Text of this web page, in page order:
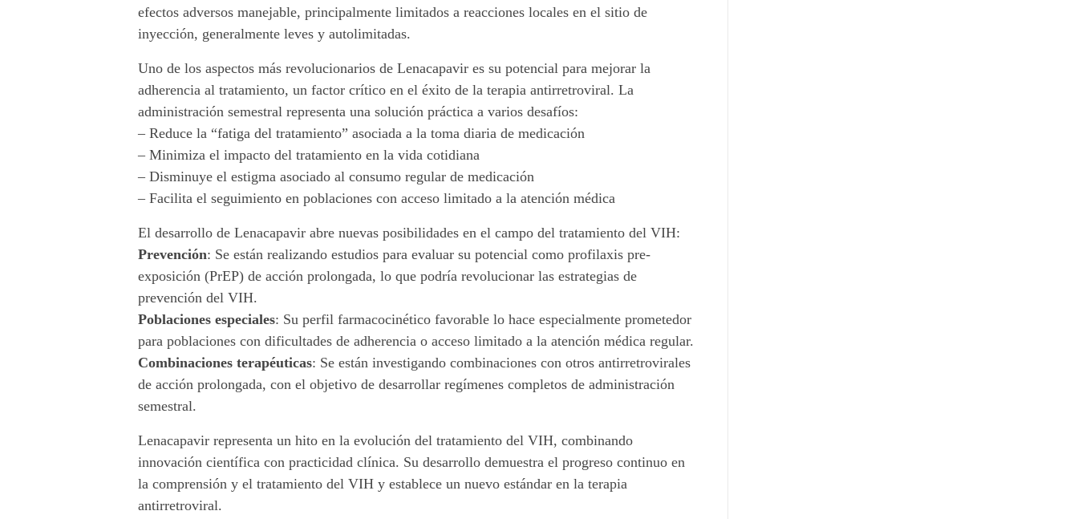
m
e
n
t
o
e
l
V
I
H
efectos adversos manejable, principalmente limitados a reacciones locales en el sitio de
inyección, generalmente leves y autolimitadas.
Uno de los aspectos más revolucionarios de Lenacapavir es su potencial para mejorar la
adherencia al tratamiento, un factor crítico en el éxito de la terapia antirretroviral. La
administración semestral representa una solución práctica a varios desafíos:
– Reduce la “fatiga del tratamiento” asociada a la toma diaria de medicación
– Minimiza el impacto del tratamiento en la vida cotidiana
– Disminuye el estigma asociado al consumo regular de medicación
– Facilita el seguimiento en poblaciones con acceso limitado a la atención médica
El desarrollo de Lenacapavir abre nuevas posibilidades en el campo del tratamiento del VIH:
Prevención: Se están realizando estudios para evaluar su potencial como profilaxis pre-
exposición (PrEP) de acción prolongada, lo que podría revolucionar las estrategias de
prevención del VIH.
Poblaciones especiales: Su perfil farmacocinético favorable lo hace especialmente prometedor
para poblaciones con dificultades de adherencia o acceso limitado a la atención médica regular.
Combinaciones terapéuticas: Se están investigando combinaciones con otros antirretrovirales
de acción prolongada, con el objetivo de desarrollar regímenes completos de administración
semestral.
Lenacapavir representa un hito en la evolución del tratamiento del VIH, combinando
innovación científica con practicidad clínica. Su desarrollo demuestra el progreso continuo en
la comprensión y el tratamiento del VIH y establece un nuevo estándar en la terapia
antirretroviral.